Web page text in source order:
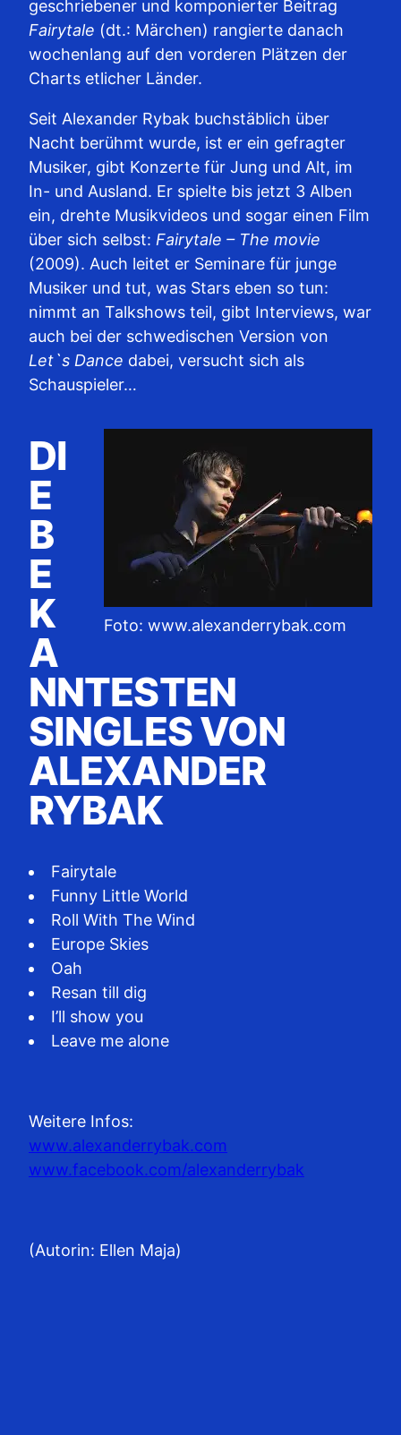
geschriebener und komponierter Beitrag
Fairytale (dt.: Märchen) rangierte danach
wochenlang auf den vorderen Plätzen der
Charts etlicher Länder.
Seit Alexander Rybak buchstäblich über
Nacht berühmt wurde, ist er ein gefragter
Musiker, gibt Konzerte für Jung und Alt, im
In- und Ausland. Er spielte bis jetzt 3 Alben
ein, drehte Musikvideos und sogar einen Film
über sich selbst: Fairytale – The movie
(2009). Auch leitet er Seminare für junge
Musiker und tut, was Stars eben so tun:
nimmt an Talkshows teil, gibt Interviews, war
auch bei der schwedischen Version von
Let`s Dance dabei, versucht sich als
Schauspieler…
Foto: www.alexanderrybak.com
DI
E
B
E
K
A
NNTESTEN
SINGLES VON
ALEXANDER
RYBAK
Fairytale
Funny Little World
Roll With The Wind
Europe Skies
Oah
Resan till dig
I’ll show you
Leave me alone
Weitere Infos:
www.alexanderrybak.com
www.facebook.com/alexanderrybak
(Autorin: Ellen Maja)